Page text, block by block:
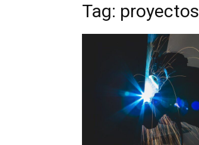
Tag: proyectos